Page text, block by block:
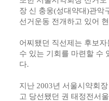
장 신 충웅(성대약대)관악
선거운동 전개하고 있어
어찌됐던 직선제는 후보
수 있는 기회를 마련할 수
다.
지난 2003년 서울시약회
고 당선됐던 권 태정전서